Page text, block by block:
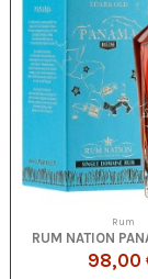
Rum
RUM NATION
98,00